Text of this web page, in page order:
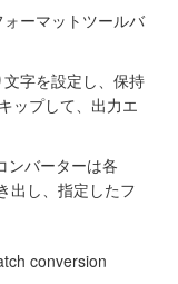
ーマットツールバ
字を設定し、保持
ップして、出力エ
ンバーターは各
出し、指定したフ